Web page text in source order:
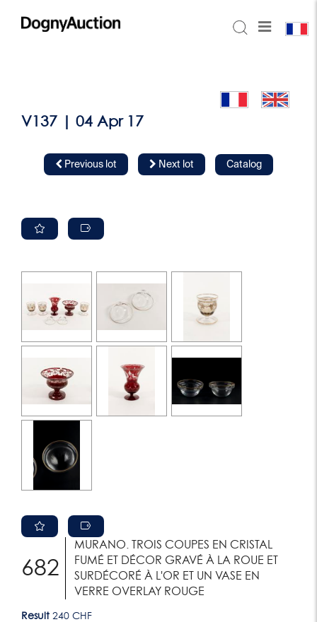
V137 | 04 Apr 17
Previous lot Next lot Catalog
682
MURANO. TROIS COUPES EN CRISTAL
FUMÉ ET DÉCOR GRAVÉ À LA ROUE ET
SURDÉCORÉ À L'OR ET UN VASE EN
VERRE OVERLAY ROUGE
Result 240 CHF